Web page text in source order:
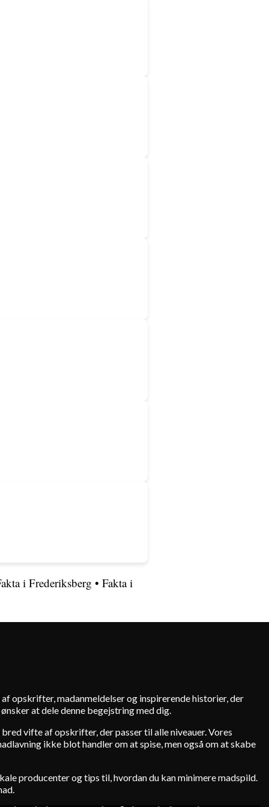
i Frederiksberg • Fakta i
opskrifter, madanmeldelser og inspirerende historier, der
at dele denne begejstring med dig.
vifte af opskrifter, der passer til alle niveauer. Vores
ikke blot handler om at spise, men også om at skabe
producenter og tips til, hvordan du kan minimere madspild.